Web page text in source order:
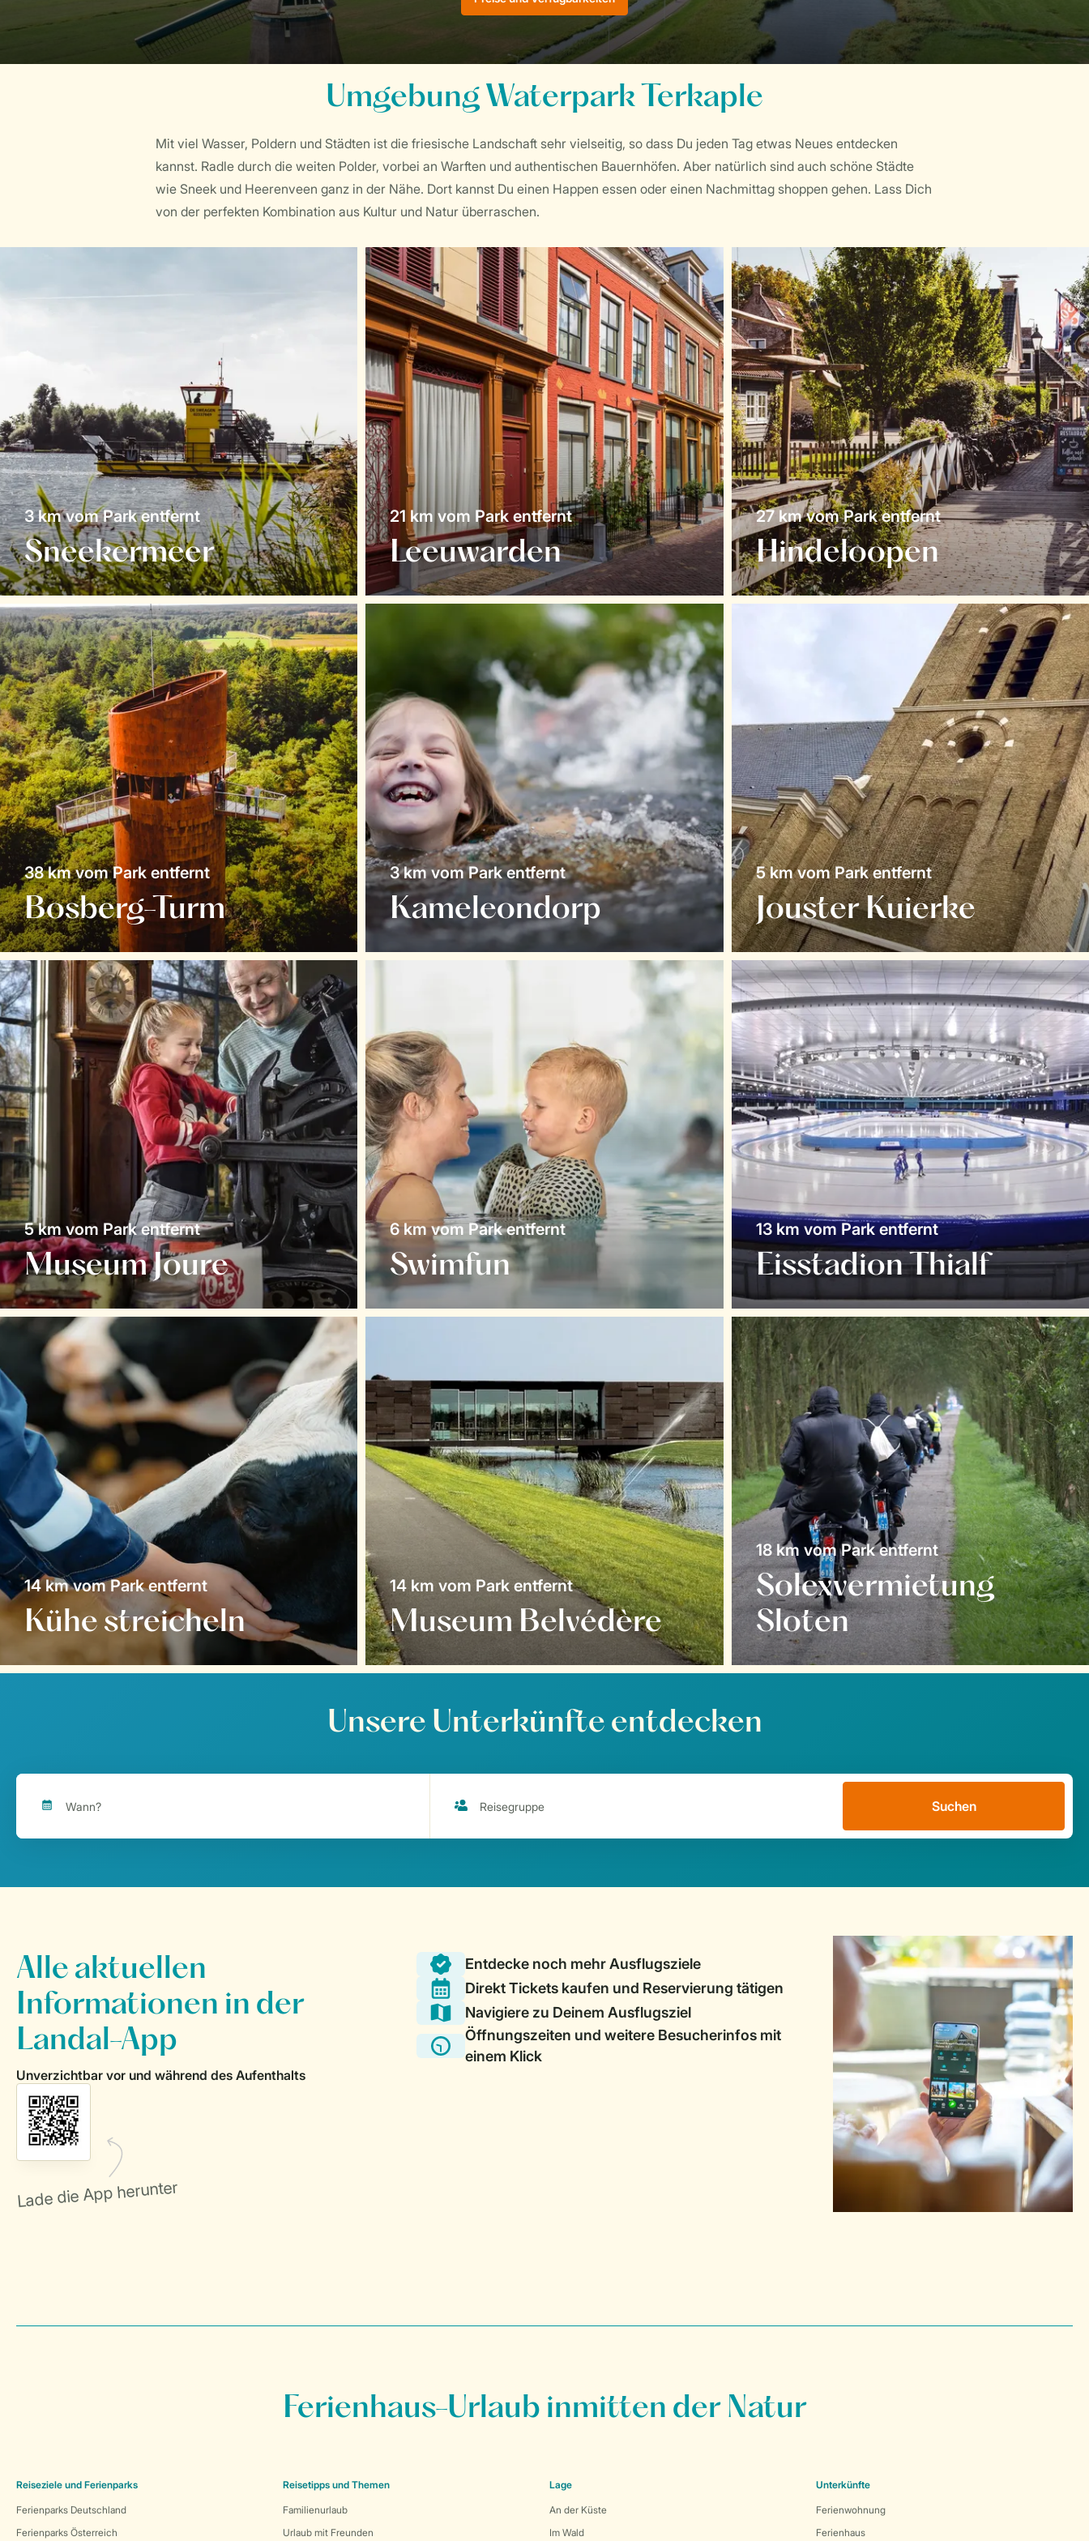
Umgebung Waterpark Terkaple
Mit viel Wasser, Poldern und Städten ist die friesische Landschaft sehr vielseitig, so dass Du jeden Tag etwas Neues entdecken
kannst. Radle durch die weiten Polder, vorbei an Warften und authentischen Bauernhöfen. Aber natürlich sind auch schöne Städte
wie Sneek und Heerenveen ganz in der Nähe. Dort kannst Du einen Happen essen oder einen Nachmittag shoppen gehen. Lass Dich
von der perfekten Kombination aus Kultur und Natur überraschen.
Sneekermeer
3 km vom Park entfernt
Leeuwarden
21 km vom Park entfernt
Hindeloopen
27 km vom Park entfernt
Bosberg-Turm
38 km vom Park entfernt
Kameleondorp
3 km vom Park entfernt
Jouster Kuierke
5 km vom Park entfernt
Museum Joure
5 km vom Park entfernt
Swimfun
6 km vom Park entfernt
Eisstadion Thialf
13 km vom Park entfernt
Kühe streicheln
14 km vom Park entfernt
Museum Belvédère
14 km vom Park entfernt
Solexvermietung
Sloten
18 km vom Park entfernt
Unsere Unterkünfte entdecken
Suchen
Ferienhaus-Urlaub inmitten der Natur
Reiseziele und Ferienparks
Ferienparks Deutschland
Ferienparks Österreich
Reisetipps und Themen
Familienurlaub
Urlaub mit Freunden
Lage
An der Küste
Im Wald
Unterkünfte
Ferienwohnung
Ferienhaus